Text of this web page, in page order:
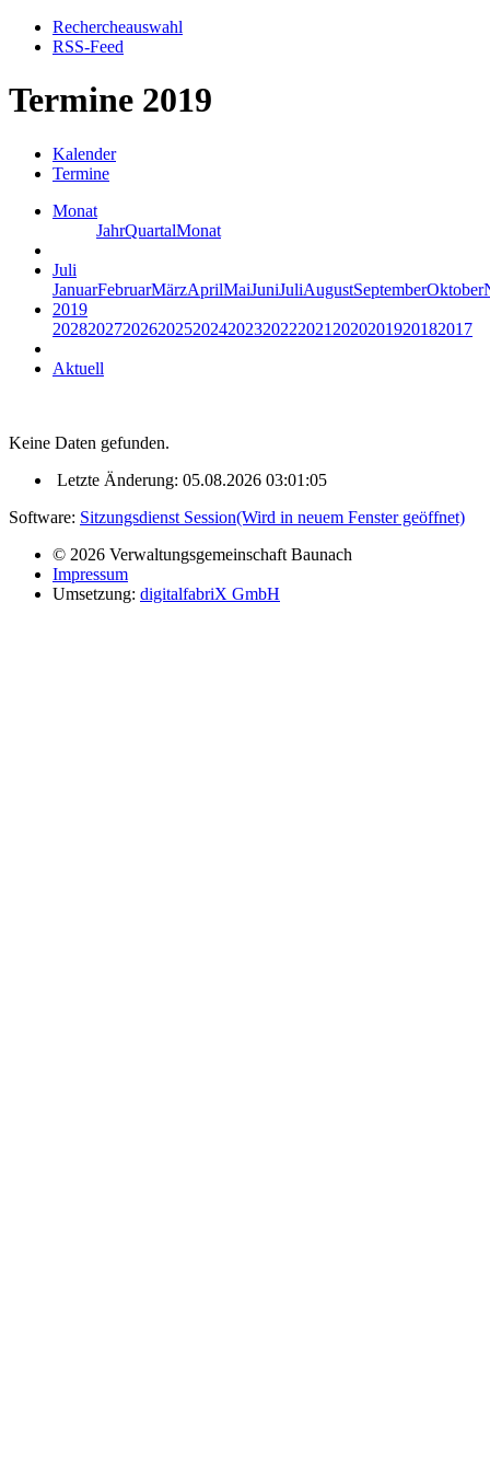
Rechercheauswahl
RSS-Feed
Termine 2019
Kalender
Termine
Monat
JahrQuartalMonat
Juli
JanuarFebruarMärzAprilMaiJuniJuliAugustSeptemberOktober
2019
20282027202620252024202320222021 2020201920182017
Aktuell
Keine Daten gefunden.
Letzte Änderung: 05.08.2026 03:01:05
Software: Sitzungsdienst Session(Wird in neuem Fenster geöffnet)
© 2026 Verwaltungsgemeinschaft Baunach
Impressum
Umsetzung: digitalfabriX GmbH